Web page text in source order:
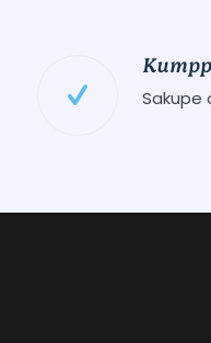
Sakupe